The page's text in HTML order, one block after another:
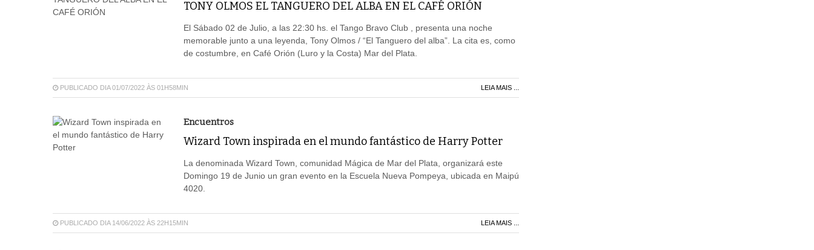
TONY OLMOS EL TANGUERO DEL ALBA EN EL CAFÉ ORIÓN
El Sábado 02 de Julio, a las 22:30 hs. el Tango Bravo Club , presenta una noche
memorable junto a una leyenda, Tony Olmos / “El Tanguero del alba”. La cita es, como
de costumbre, en Café Orión (Luro y la Costa) Mar del Plata.
PUBLICADO DIA 01/07/2022 ÀS 01H58MIN LEIA MAIS ...
Encuentros
Wizard Town inspirada en el mundo fantástico de Harry Potter
La denominada Wizard Town, comunidad Mágica de Mar del Plata, organizará este
Domingo 19 de Junio un gran evento en la Escuela Nueva Pompeya, ubicada en Maipú
4020.
PUBLICADO DIA 14/06/2022 ÀS 22H15MIN LEIA MAIS ...